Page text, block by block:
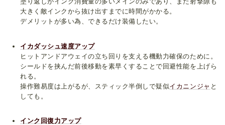
大きく敵インクから抜け出すまでに時間がかかる。
デメリットが多い為、できるだけ装備したい。
イカダッシュ速度アップ
ヒットアンドアウェイの立ち回りを支える機動力確保のために。
シールドを挟んだ前後移動を素早くすることで回避性能を上げら
れる。
操作難易度は上がるが、スティック半倒しで疑似イカニンジャ と
しても。
インク回復力アップ